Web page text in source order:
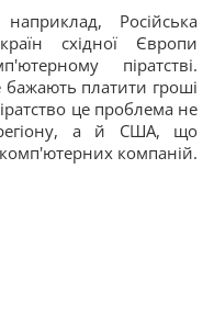
Російська
східної Європи
піратстві.
бажають платити гроші
це проблема не
регіону, а й США, що
компаній.